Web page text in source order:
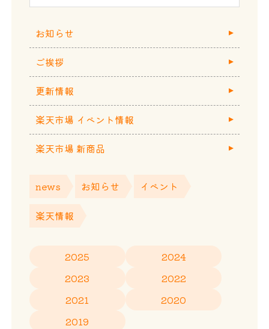
お知らせ
ご挨拶
更新情報
楽天市場 イベント情報
楽天市場 新商品
news お知らせ イベント
楽天情報
2025
2024
2023
2022
2021
2020
2019